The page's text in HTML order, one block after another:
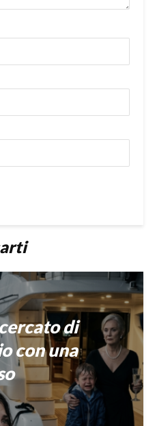
di
con una